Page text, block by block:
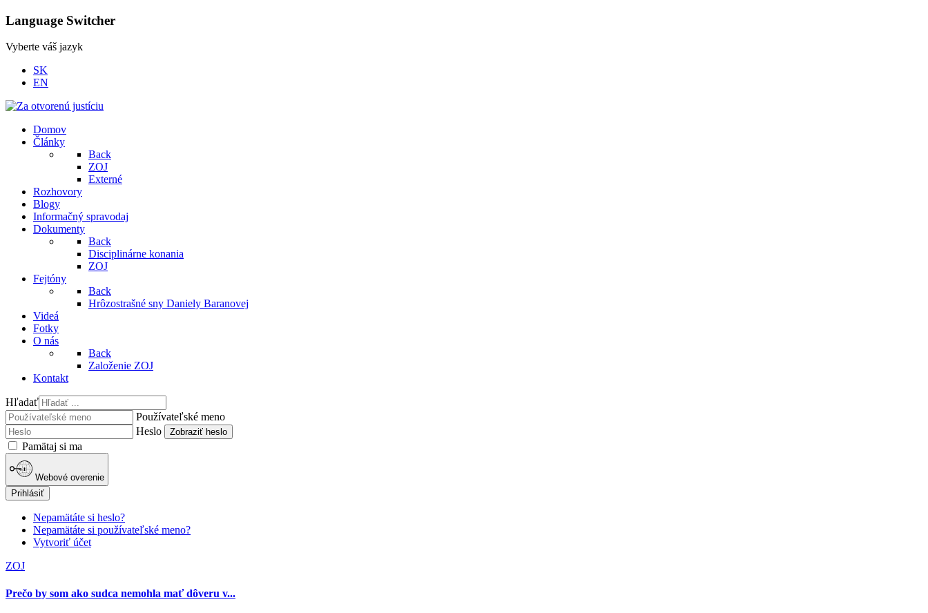
Language Switcher
Vyberte váš jazyk
SK
EN
Domov
Články
Back
ZOJ
Externé
Rozhovory
Blogy
Informačný spravodaj
Dokumenty
Back
Disciplinárne konania
ZOJ
Fejtóny
Back
Hrôzostrašné sny Daniely Baranovej
Videá
Fotky
O nás
Back
Založenie ZOJ
Kontakt
Hľadať
Používateľské meno
Heslo
Zobraziť heslo
Pamätaj si ma
Webové overenie
Prihlásiť
Nepamätáte si heslo?
Nepamätáte si používateľské meno?
Vytvoriť účet
ZOJ
Prečo by som ako sudca nemohla mať dôveru v...